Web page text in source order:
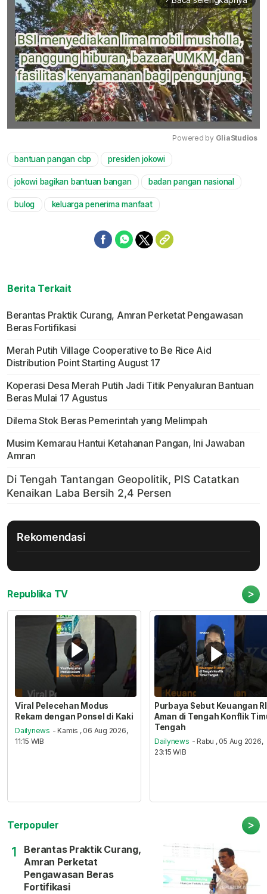
Powered by GliaStudios
bantuan pangan cbp presiden jokowi
jokowi bagikan bantuan bangan badan pangan nasional
bulog keluarga penerima manfaat
Berita Terkait
Berantas Praktik Curang, Amran Perketat Pengawasan
Beras Fortifikasi
Merah Putih Village Cooperative to Be Rice Aid
Distribution Point Starting August 17
Koperasi Desa Merah Putih Jadi Titik Penyaluran Bantuan
Beras Mulai 17 Agustus
Dilema Stok Beras Pemerintah yang Melimpah
Musim Kemarau Hantui Ketahanan Pangan, Ini Jawaban
Amran
Rekomendasi
Republika TV >
Viral Pelecehan Modus
Rekam dengan Ponsel di Kaki
Dailynews - Kamis , 06 Aug 2026,
11:15 WIB
Purbaya Sebut Keuangan RI
Aman di Tengah Konflik
Tengah
Dailynews - Rabu , 05 Aug 2026,
23:15 WIB
Terpopuler >
1
Berantas Praktik Curang,
Amran Perketat
Pengawasan Beras
Fortifikasi